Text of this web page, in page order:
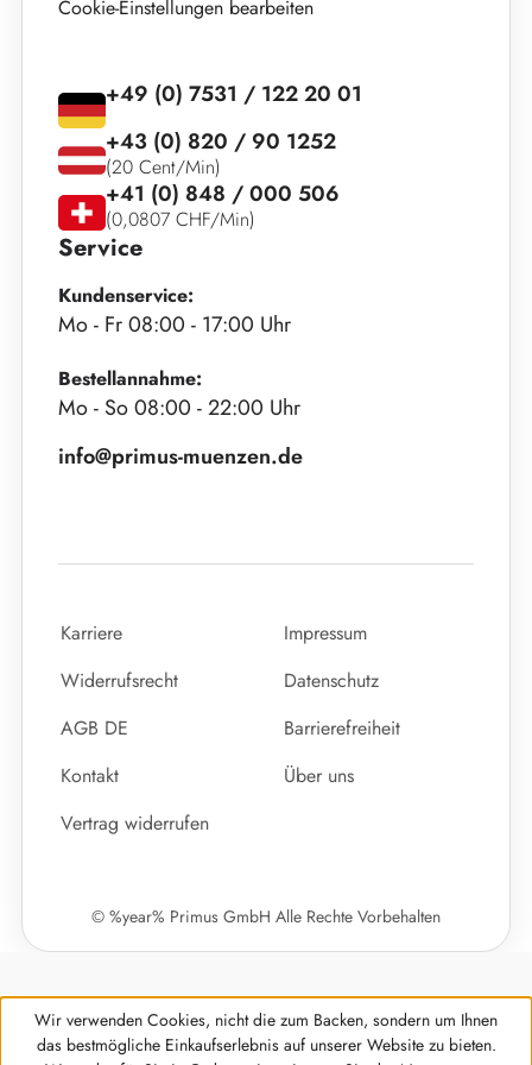
Cookie-Einstellungen bearbeiten
Service
Kundenservice:
Mo - Fr 08:00 - 17:00 Uhr
Bestellannahme:
Mo - So 08:00 - 22:00 Uhr
info@primus-muenzen.de
+49 (0) 7531 / 122 20 01
+43 (0) 820 / 90 1252
(20 Cent/Min)
+41 (0) 848 / 000 506
(0,0807 CHF/Min)
Karriere
Impressum
Widerrufsrecht
Datenschutz
AGB DE
Barrierefreiheit
Kontakt
Über uns
Vertrag widerrufen
© %year% Primus GmbH Alle Rechte Vorbehalten
Wir verwenden Cookies, nicht die zum Backen, sondern um Ihnen
das bestmögliche Einkaufserlebnis auf unserer Website zu bieten.